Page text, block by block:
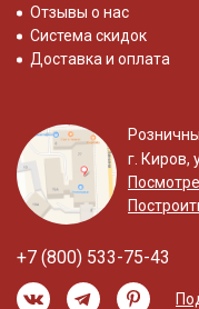
Отзывы о нас
Система скидок
Доставка и оплата
г. Киров,
+7 (800) 533-75-43